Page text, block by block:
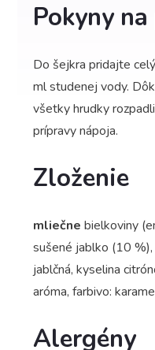
Pokyny
Do šejkra pridajte
ml studenej vody.
všetky hrudky
prípravy nápoja.
Zloženie
mliečne bielkoviny
sušené jablko (10
jablčná, kyselina
aróma, farbivo:
Alergény